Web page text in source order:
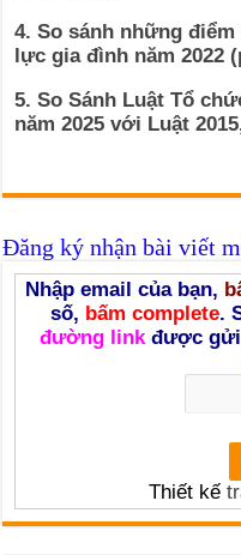
4. So sánh những
lực gia đình năm 2022
5. So Sánh Luật Tổ
năm 2025 với Luật
Đăng ký nhận bài viết
Nhập email của bạn,
số, bấm complete.
đường link được gửi
Thiết kế